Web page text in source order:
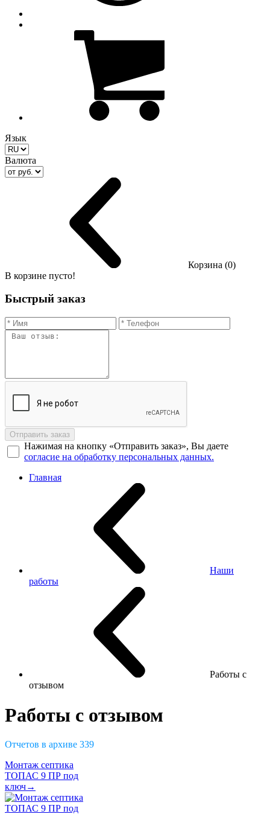
Язык
Валюта
Корзина (0)
В корзине пусто!
Быстрый заказ
Отправить заказ
Нажимая на кнопку «Отправить заказ», Вы даете
согласие на обработку персональных данных.
Главная
Наши
работы
Работы с
отзывом
Работы с отзывом
Отчетов в архиве 339
Монтаж септика
ТОПАС 9 ПР под
ключ→